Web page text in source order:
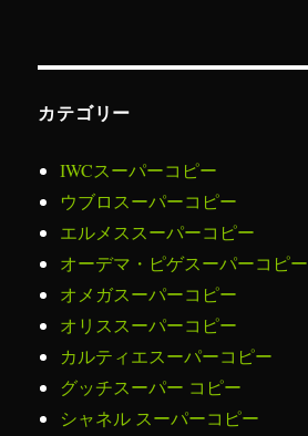
カテゴリー
IWCスーパーコピー
ウブロスーパーコピー
エルメススーパーコピー
オーデマ・ピゲスーパーコピー
オメガスーパーコピー
オリススーパーコピー
カルティエスーパーコピー
グッチスーパー コピー
シャネル スーパーコピー